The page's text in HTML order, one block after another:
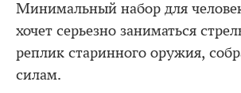
Минимальный набор для
хочет серьезно заниматься
реплик старинного оружия,
силам.